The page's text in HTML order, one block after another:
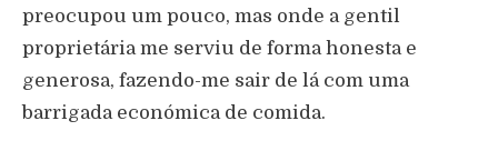
preocupou um pouco, mas onde a gentil
proprietária me serviu de forma honesta e
generosa, fazendo-me sair de lá com uma
barrigada económica de comida.